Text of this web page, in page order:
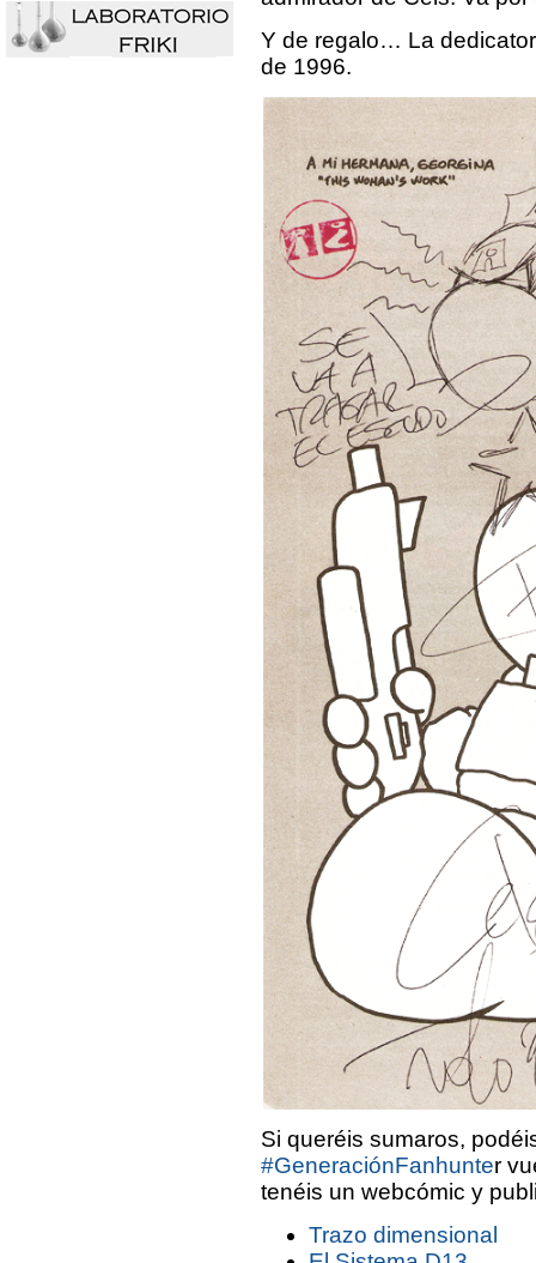
Y de regalo… La
de 1996.
Si queréis sumaros,
#GeneraciónFanhunter
tenéis un webcómic y
Trazo dimensional